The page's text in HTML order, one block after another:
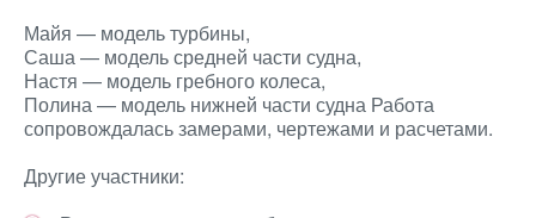
Майя — модель турбины,
Саша — модель средней части судна,
Настя — модель гребного колеса,
Полина — модель нижней части судна Работа
сопровождалась замерами, чертежами и расчетами.
Другие участники: